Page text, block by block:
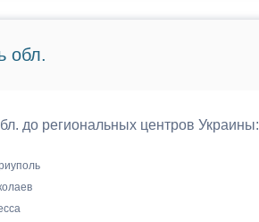
обл.
до региональных центров Украины: